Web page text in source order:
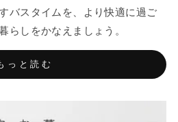
バスタイムを、より快適に過ご
らしをかなえましょう。
っと読む